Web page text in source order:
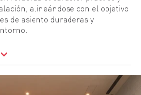
alineándose con el objetivo
de asiento duraderas y